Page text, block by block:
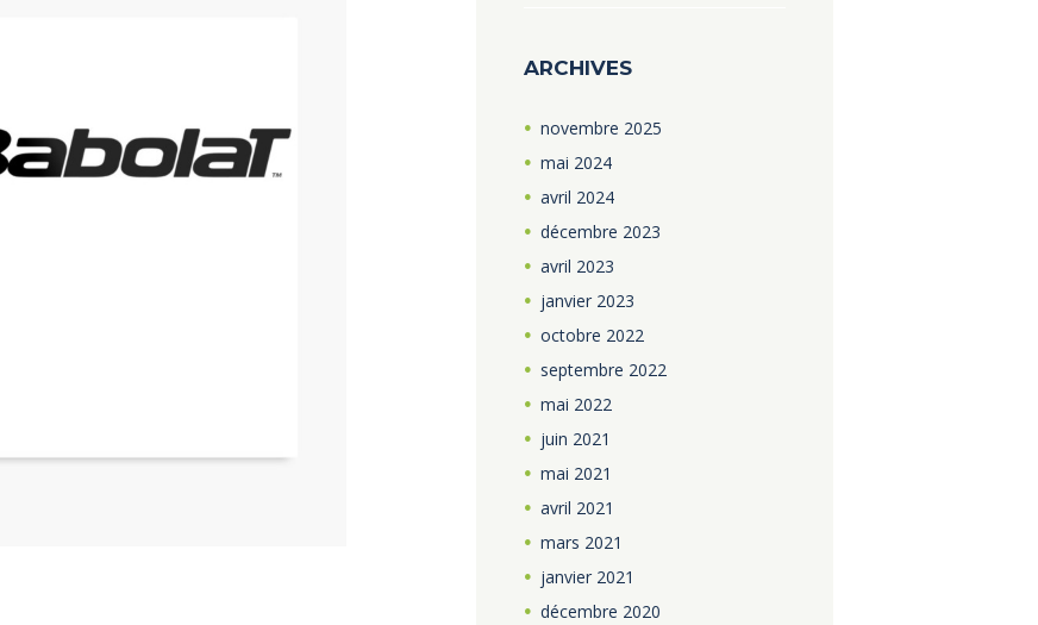
ARCHIVES
novembre 2025
mai 2024
avril 2024
décembre 2023
avril 2023
janvier 2023
octobre 2022
septembre 2022
mai 2022
juin 2021
mai 2021
avril 2021
mars 2021
janvier 2021
décembre 2020